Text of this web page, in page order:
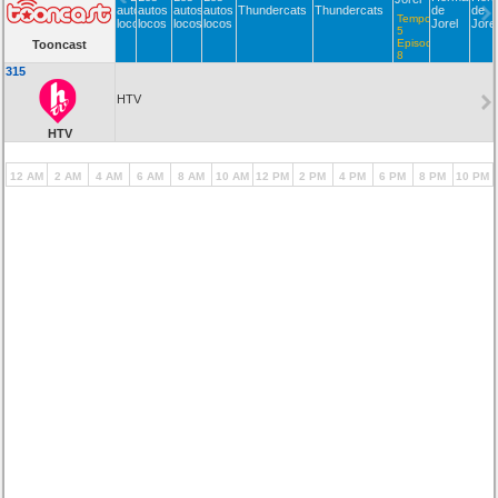
Tooncast
autos
locos
autos
locos
autos
locos
autos
locos
Thundercats Thundercats
Temporada
5
Episodio
8
de
Jorel
de
Jorel
315
HTV
HTV
12 AM 2 AM 4 AM 6 AM 8 AM 10 AM 12 PM 2 PM 4 PM 6 PM 8 PM 10 PM